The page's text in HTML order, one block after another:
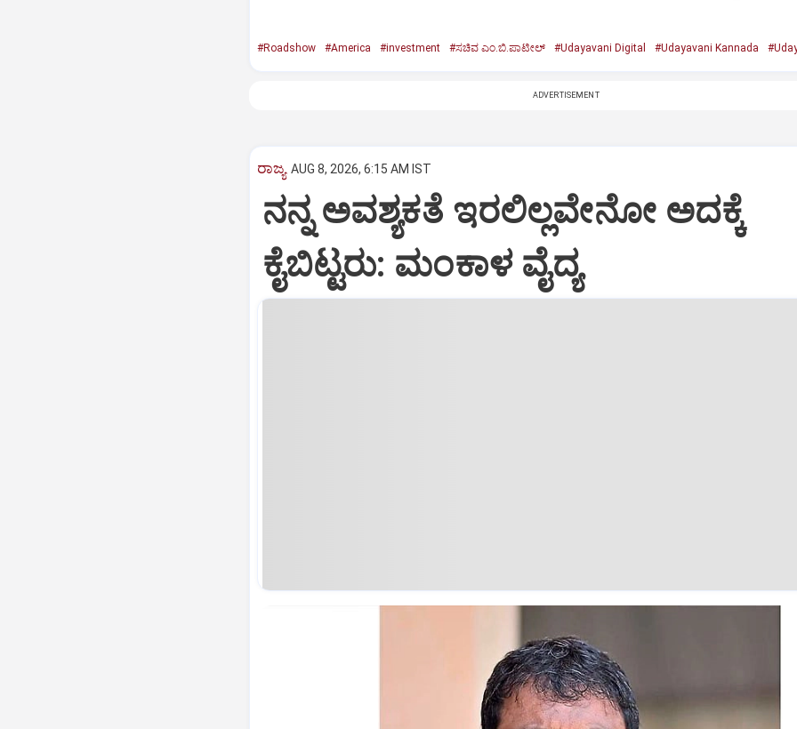
#Roadshow #America #investment #ಸಚಿವ ಎಂ.ಬಿ.ಪಾಟೀಲ್‌ #Udayavani Digital #Udayavani Kannada
ADVERTISEMENT
ರಾಜ್ಯ AUG 8, 2026, 6:15 AM IST
ನನ್ನ ಅವಶ್ಯಕತೆ ಇರಲಿಲ್ಲವೇನೋ ಅದಕ್ಕೆ
ಕೈಬಿಟ್ಟರು: ಮಂಕಾಳ ವೈದ್ಯ